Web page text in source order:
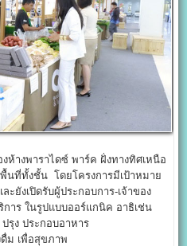
ห้างพาราไดซ์ พาร์ค ฝั่งทางทิศเหนือ
นที่ทั้งชั้น โดยโครงการมีเป้าหมาย
ะยังเปิดรับผู้ประกอบการ-เจ้าของ
ร ในรูปแบบออร์แกนิค อาธิเช่น
ง ประกอบอาหาร
ม เพื่อสุขภาพ